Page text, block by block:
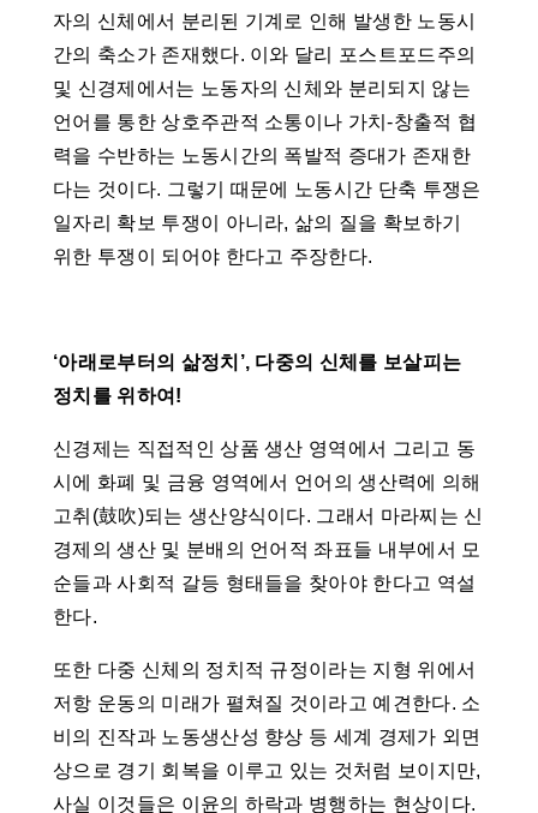
자의 신체에서 분리된 기계로 인해 발생한 노동시
간의 축소가 존재했다. 이와 달리 포스트포드주의
및 신경제에서는 노동자의 신체와 분리되지 않는
언어를 통한 상호주관적 소통이나 가치-창출적 협
력을 수반하는 노동시간의 폭발적 증대가 존재한
다는 것이다. 그렇기 때문에 노동시간 단축 투쟁은
일자리 확보 투쟁이 아니라, 삶의 질을 확보하기
위한 투쟁이 되어야 한다고 주장한다.
‘아래로부터의 삶정치’, 다중의 신체를 보살피는
정치를 위하여!
신경제는 직접적인 상품 생산 영역에서 그리고 동
시에 화폐 및 금융 영역에서 언어의 생산력에 의해
고취(鼓吹)되는 생산양식이다. 그래서 마라찌는 신
경제의 생산 및 분배의 언어적 좌표들 내부에서 모
순들과 사회적 갈등 형태들을 찾아야 한다고 역설
한다.
또한 다중 신체의 정치적 규정이라는 지형 위에서
저항 운동의 미래가 펼쳐질 것이라고 예견한다. 소
비의 진작과 노동생산성 향상 등 세계 경제가 외면
상으로 경기 회복을 이루고 있는 것처럼 보이지만,
사실 이것들은 이윤의 하락과 병행하는 현상이다.